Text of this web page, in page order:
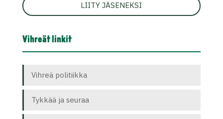
LIITY JÄSENEKSI
Vihreät linkit
Vihreä politiikka
Tykkää ja seuraa